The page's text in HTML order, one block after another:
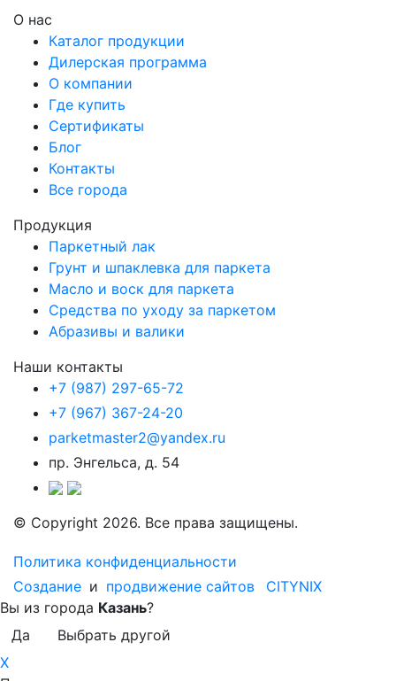
О нас
Каталог продукции
Дилерская программа
О компании
Где купить
Сертификаты
Блог
Контакты
Все города
Продукция
Паркетный лак
Грунт и шпаклевка для паркета
Масло и воск для паркета
Средства по уходу за паркетом
Абразивы и валики
Наши контакты
+7 (987) 297-65-72
+7 (967) 367-24-20
parketmaster2@yandex.ru
пр. Энгельса, д. 54
© Copyright 2026. Все права защищены.
Политика конфиденциальности
Создание и продвижение сайтов
CITYNIX
Вы из города Казань?
Да
Выбрать другой
X